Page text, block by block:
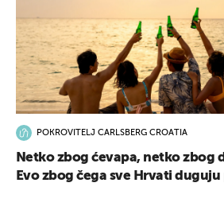
POKROVITELJ CARLSBERG CROATIA
Netko zbog ćevapa, netko zbog
Evo zbog čega sve Hrvati duguju